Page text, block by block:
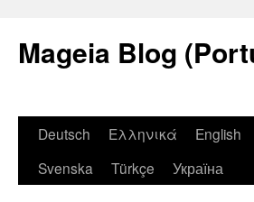
Mageia Blog
Deutsch Ελληνικά English
Svenska
Türkçe Україна